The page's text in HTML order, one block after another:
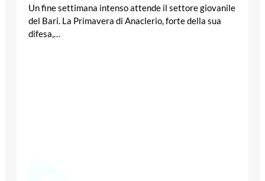
Un fine settimana intenso attende il settore giovanile
del Bari. La Primavera di Anaclerio, forte della sua
difesa,…